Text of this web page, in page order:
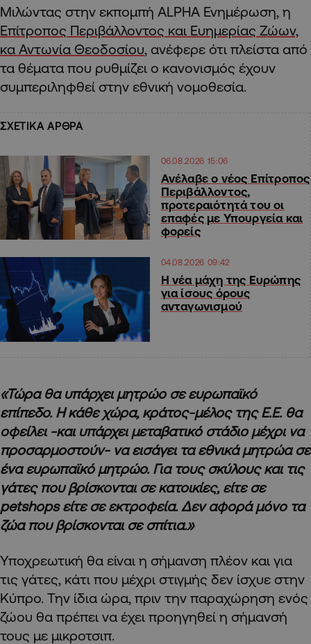
Μιλώντας στην εκπομπή ALPHA Ενημέρωση, η
Επίτροπος Περιβάλλοντος και Ευημερίας Ζώων,
κα Αντωνία Θεοδοσίου, ανέφερε ότι πλείστα από
τα θέματα που ρυθμίζει ο κανονισμός έχουν
συμπεριληφθεί στην εθνική νομοθεσία.
ΣΧΕΤΙΚΑ ΑΡΘΡΑ
06.08.2026 15:06
Ανέλαβε ο νέος Επίτροπος
Περιβάλλοντος,
προτεραιότητά του οι
επαφές με Υπουργεία και
φορείς
04.08.2026 09:42
Η νέα μάχη της Ευρώπης
για ίσους όρους
ανταγωνισμού
«Τώρα θα υπάρχει μητρώο σε ευρωπαϊκό
επίπεδο. Η κάθε χώρα, κράτος-μέλος της Ε.Ε. θα
οφείλει -και υπάρχει μεταβατικό στάδιο μέχρι να
προσαρμοστούν- να εισάγει τα εθνικά μητρώα σε
ένα ευρωπαϊκό μητρώο. Για τους σκύλους και τις
γάτες που βρίσκονται σε κατοικίες, είτε σε
petshops είτε σε εκτροφεία. Δεν αφορά μόνο τα
ζώα που βρίσκονται σε σπίτια.»
Υποχρεωτική θα είναι η σήμανση πλέον και για
τις γάτες, κάτι που μέχρι στιγμής δεν ίσχυε στην
Κύπρο. Την ίδια ώρα, πριν την παραχώρηση ενός
ζώου θα πρέπει να έχει προηγηθεί η σήμανσή
τους με μικροτσιπ.